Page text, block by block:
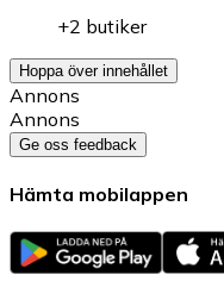
+2 butiker
Hoppa över innehållet
Annons
Annons
Ge oss feedback
Hämta mobilappen